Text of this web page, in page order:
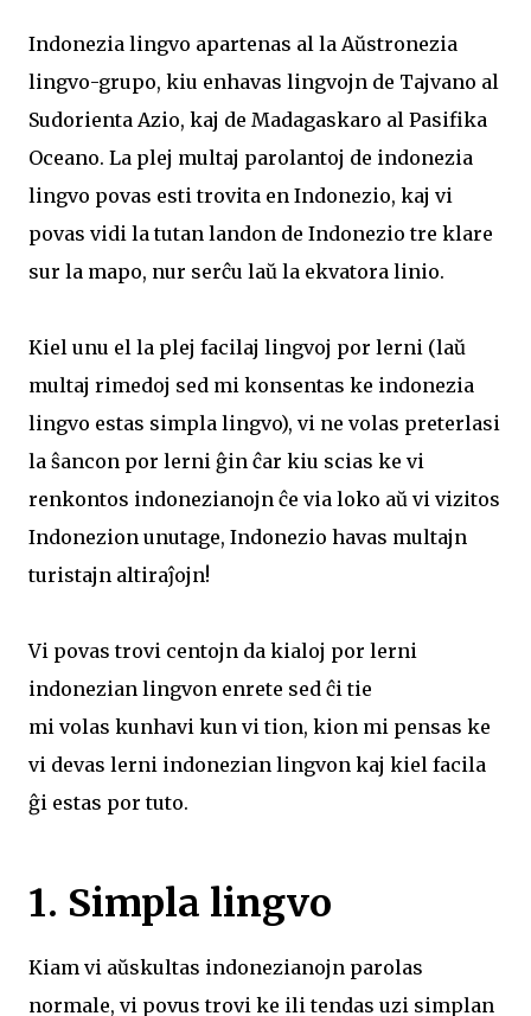
Indonezia lingvo apartenas al la Aŭstronezia
lingvo-grupo, kiu enhavas lingvojn de Tajvano al
Sudorienta Azio, kaj de Madagaskaro al Pasifika
Oceano. La plej multaj parolantoj de indonezia
lingvo povas esti trovita en Indonezio, kaj vi
povas vidi la tutan landon de Indonezio tre klare
sur la mapo, nur serĉu laŭ la ekvatora linio.
Kiel unu el la plej facilaj lingvoj por lerni (laŭ
multaj rimedoj sed mi konsentas ke indonezia
lingvo estas simpla lingvo), vi ne volas preterlasi
la ŝancon por lerni ĝin ĉar kiu scias ke vi
renkontos indonezianojn ĉe via loko aŭ vi vizitos
Indonezion unutage, Indonezio havas multajn
turistajn altiraĵojn!
Vi povas trovi centojn da kialoj por lerni
indonezian lingvon enrete sed ĉi tie
mi volas kunhavi kun vi tion, kion mi pensas ke
vi devas lerni indonezian lingvon kaj kiel facila
ĝi estas por tuto.
1. Simpla lingvo
Kiam vi aŭskultas indonezianojn parolas
normale, vi povus trovi ke ili tendas uzi simplan